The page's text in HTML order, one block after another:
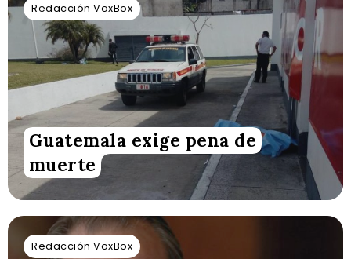
Redacción VoxBox
Guatemala exige pena de
muerte
Redacción VoxBox